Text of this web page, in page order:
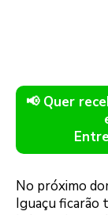
📢 Quer
No próximo
Iguaçu ficarão